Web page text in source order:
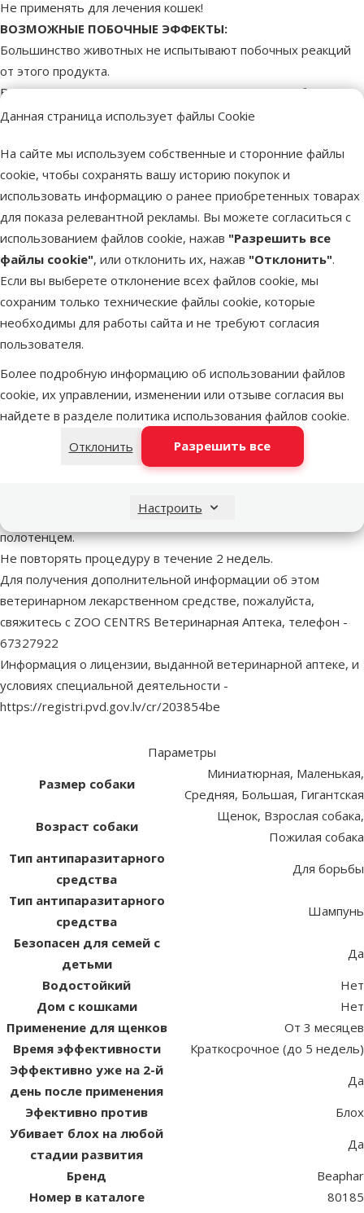
Данная страница использует файлы Cookie
На сайте мы используем собственные и сторонние файлы
cookie, чтобы сохранять вашу историю покупок и
использовать информацию о ранее приобретенных товарах
для показа релевантной рекламы. Вы можете согласиться с
использованием файлов cookie, нажав "Разрешить все
файлы cookie", или отклонить их, нажав "Отклонить".
Если вы выберете отклонение всех файлов cookie, мы
сохраним только технические файлы cookie, которые
необходимы для работы сайта и не требуют согласия
пользователя.
Более подробную информацию об использовании файлов
cookie, их управлении, изменении или отзыве согласия вы
найдете в разделе политика использования файлов cookie.
Отклонить
Разрешить все
Настроить
Не применять для лечения кошек!
ВОЗМОЖНЫЕ ПОБОЧНЫЕ ЭФФЕКТЫ:
Большинство животных не испытывают побочных реакций
от этого продукта.
В редких случаях могут возникнуть следующие побочные
эффекты:
-мышечные подергивания, спазмы;
- нарушение координации;
- рвота;
- слюноотделение;
- судороги;
- гиперактивность;
- выделение пены изо рта.
ДОЗИРОВАНИЕ В ЗАВИСИМОСТИ ОТ ВИДА ЖИВОТНОГО:
Собаки весом до 5 кг - 1½ крышечки шампуня (50 мл)
Собаки 5-10 кг массы тела - 3 крышечки шампуня (100 мл)
Собаки весом 11-20 кг - 4½ крышечки шампуня (150 мл)
Собаки весом более 20 кг - 6 крышечек шампуня (200 мл)
Применение:
Смочите шерсть теплой водой и добавьте необходимое
количество шампуня, промойте шерсть на протяжении около
2 минут. Вымойте собаку, не касаясь ушей, носа и рта.
Тщательно промойте собаку и хорошо высушите шерсть
полотенцем.
Не повторять процедуру в течение 2 недель.
Для получения дополнительной информации об этом
ветеринарном лекарственном средстве, пожалуйста,
свяжитесь с ZOO CENTRS Ветеринарная Аптека, телефон -
67327922
Информация о лицензии, выданной ветеринарной аптеке, и
условиях специальной деятельности -
https://registri.pvd.gov.lv/cr/203854be
Параметры
Размер собаки
Миниатюрная, Маленькая,
Средняя, Большая, Гигантская
Возраст собаки
Щенок, Взрослая собака,
Пожилая собака
Тип антипаразитарного
средства
Для борьбы
Тип антипаразитарного
средства
Шампунь
Безопасен для семей с
детьми
Да
Водостойкий
Нет
Дом с кошками
Нет
Применение для щенков
От 3 месяцев
Время эффективности
Краткосрочное (до 5 недель)
Эффективно уже на 2-й
день после применения
Да
Эфективно против
Блох
Убивает блох на любой
стадии развития
Да
Бренд
Beaphar
Номер в каталоге
80185